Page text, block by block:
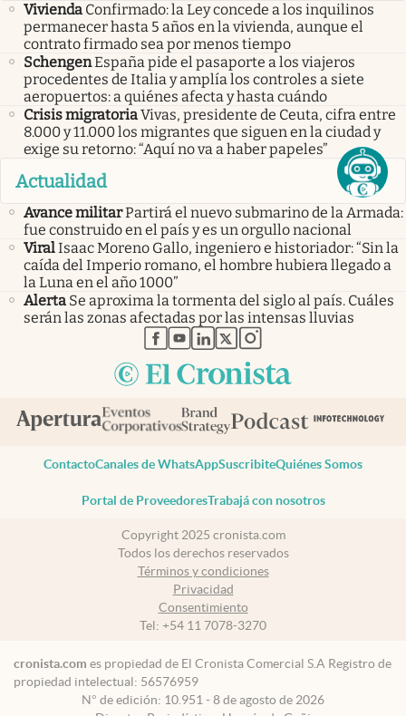
Vivienda Confirmado: la Ley concede a los inquilinos
permanecer hasta 5 años en la vivienda, aunque el
contrato firmado sea por menos tiempo
SchengenEspaña pide el pasaporte a los viajeros
procedentes de Italia y amplía los controles a siete
aeropuertos: a quiénes afecta y hasta cuándo
Crisis migratoriaVivas, presidente de Ceuta, cifra entre
8.000 y 11.000 los migrantes que siguen en la ciudad y
exige su retorno: “Aquí no va a haber papeles”
Actualidad
Avance militarPartirá el nuevo submarino de la Armada:
fue construido en el país y es un orgullo nacional
ViralIsaac Moreno Gallo, ingeniero e historiador: “Sin la
caída del Imperio romano, el hombre hubiera llegado a
la Luna en el año 1000”
Alerta Se aproxima la tormenta del siglo al país. Cuáles
serán las zonas afectadas por las intensas lluvias
abre en nueva pestaña
abre en nueva pestaña
abre en nueva pestaña
abre en nueva pestaña
abre en nueva pestaña
ContactoCanales de WhatsAppSuscribiteQuiénes Somos
Portal de ProveedoresTrabajá con nosotros
Copyright 2025 cronista.com
Todos los derechos reservados
Términos y condiciones
Privacidad
Consentimiento
Tel: +54 11 7078-3270
cronista.com es propiedad de El Cronista Comercial S.A Registro de
propiedad intelectual: 56576959
N° de edición: 10.951 - 8 de agosto de 2026